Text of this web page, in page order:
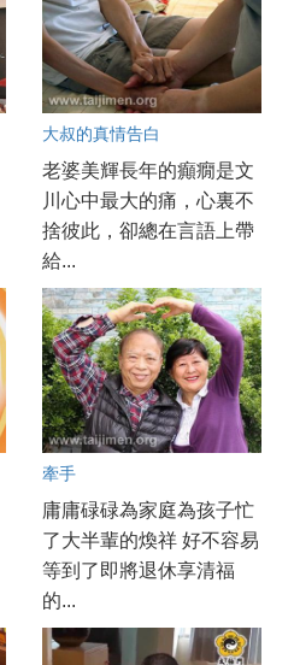
大叔的真情告白
老婆美輝長年的癲癇是文
川心中最大的痛，心裏不
捨彼此，卻總在言語上帶
給...
牽手
庸庸碌碌為家庭為孩子忙
了大半輩的煥祥 好不容易
等到了即將退休享清福
的...